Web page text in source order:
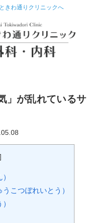
きわ通りクリニックへ
」が乱れているサ
]
こつぼれいとう）